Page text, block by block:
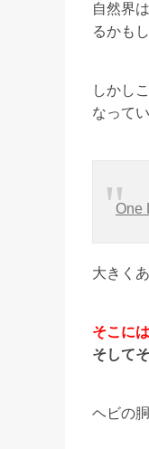
自然界
るかも
しかし
なって
One
大きく
そこに
そして
ヘビの